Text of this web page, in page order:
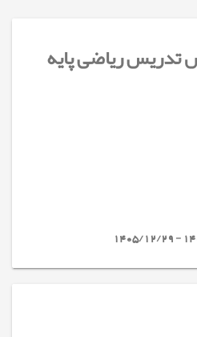
تدریس ریاضی پایه